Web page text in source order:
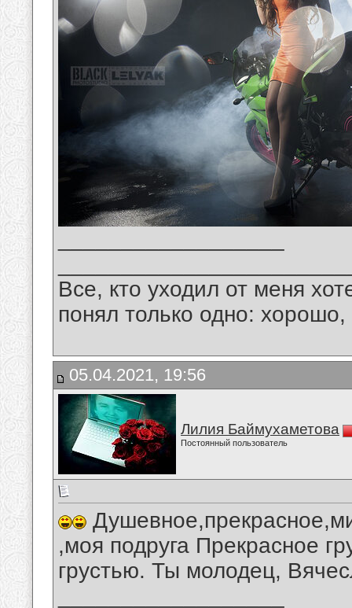
Все, кто уходил от меня
понял только одно:
05.04.2021, 19:56
Лилия Баймухаметова
Постоянный пользователь
,моя подруга Прекрасное
грустью. Ты молодец,